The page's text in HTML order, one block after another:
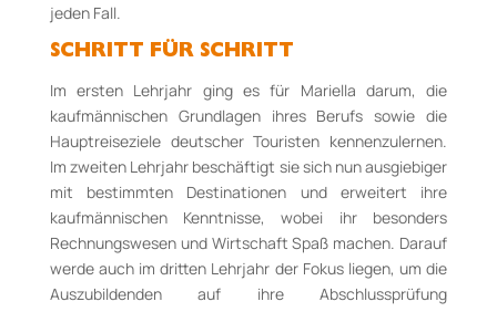
jeden Fall.
SCHRITT FÜR SCHRITT
Im ersten Lehrjahr ging es für Mariella darum, die
kaufmännischen Grundlagen ihres Berufs sowie die
Hauptreiseziele deutscher Touristen kennenzulernen.
Im zweiten Lehrjahr beschäftigt sie sich nun ausgiebiger
mit bestimmten Destinationen und erweitert ihre
kaufmännischen Kenntnisse, wobei ihr besonders
Rechnungswesen und Wirtschaft Spaß machen. Darauf
werde auch im dritten Lehrjahr der Fokus liegen, um die
Auszubildenden auf ihre Abschlussprüfung